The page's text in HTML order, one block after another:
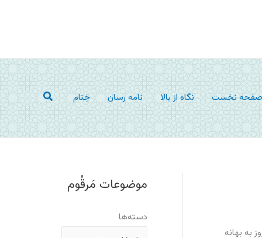
نخست نگاه از بالا نامه رسان خِتام جستجو
به بهانه
موضوعات مَرقُوم
دسته‌ها